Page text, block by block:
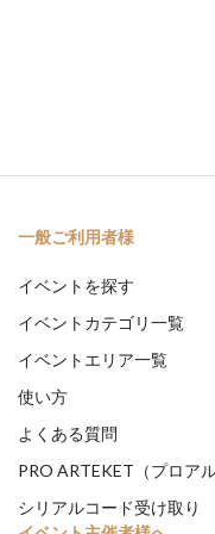
一般ご利用者様
イベントを探す
イベントカテゴリ一覧
イベントエリア一覧
使い方
よくある質問
PRO ARTEKET（プロアル
シリアルコード受け取り